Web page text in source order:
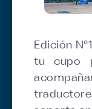
Edición
tu cupo